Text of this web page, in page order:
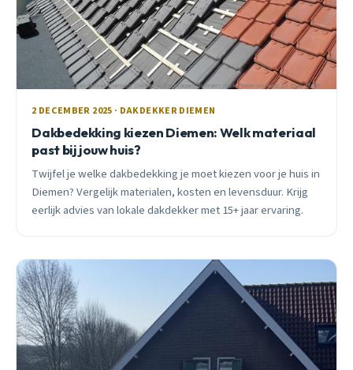
2 DECEMBER 2025 · DAKDEKKER DIEMEN
Dakbedekking kiezen Diemen: Welk materiaal
past bij jouw huis?
Twijfel je welke dakbedekking je moet kiezen voor je huis in
Diemen? Vergelijk materialen, kosten en levensduur. Krijg
eerlijk advies van lokale dakdekker met 15+ jaar ervaring.